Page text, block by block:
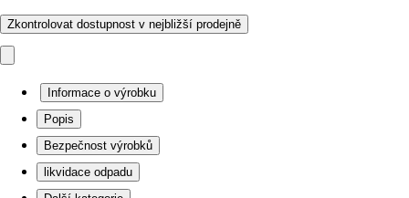
Zkontrolovat dostupnost v nejbližší prodejně
Informace o výrobku
Popis
Bezpečnost výrobků
likvidace odpadu